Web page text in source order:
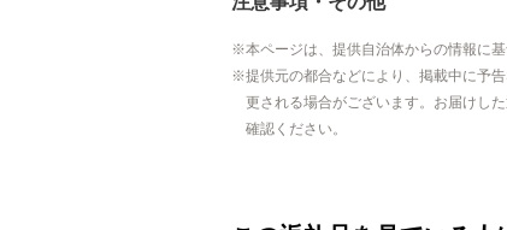
本ページは、提供自治体からの情報に基
提供元の都合などにより、掲載中に予
更される場合がございます。お届けし
確認ください。